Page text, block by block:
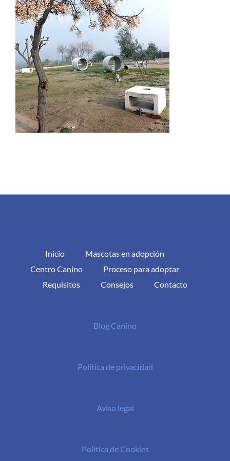
Inicio
Mascotas en adopción
Centro Canino
Proceso para adoptar
Requisitos
Consejos Contacto
Blog Canino
Política de privacidad
Aviso legal
Política de Cookies